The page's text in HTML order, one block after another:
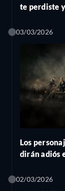
te perdiste
03/03/2026
Los
dirán adiós
02/03/2026